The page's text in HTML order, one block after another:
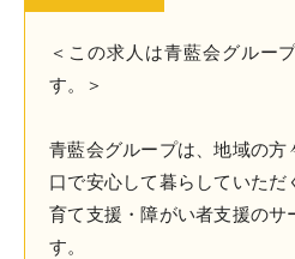
＜この求人は青藍会グルー
す。＞
青藍会グループは、地域の方
口で安心して暮らしていた
育て支援・障がい者支援のサ
す。